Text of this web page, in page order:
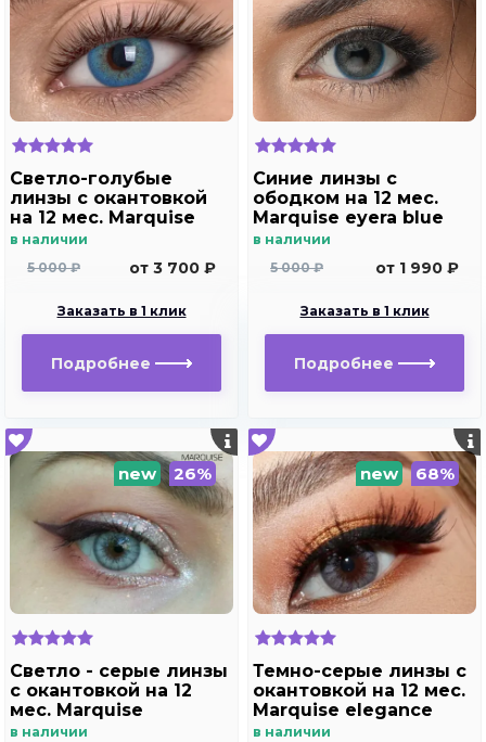
Светло-голубые
линзы c окантовкой
на 12 мес. Marquise
Rumeisa blue
в наличии
5 000 ₽
от 3 700 ₽
Заказать в 1 клик
Подробнее
Синие линзы с
ободком на 12 мес.
Marquise eyera blue
в наличии
5 000 ₽
от 1 990 ₽
Заказать в 1 клик
Подробнее
new 26%
Светло - cерые линзы
c окантовкой на 12
мес. Marquise
elegance light gray
в наличии
new 68%
Темно-серые линзы c
окантовкой на 12 мес.
Marquise elegance
dark gray m2
в наличии